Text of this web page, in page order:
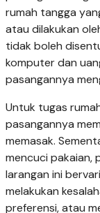
rumah tangga
atau dilakukan
tidak boleh
komputer dan
pasangannya
Untuk tugas
pasangannya
memasak.
mencuci pakaian,
larangan ini
melakukan
preferensi, atau